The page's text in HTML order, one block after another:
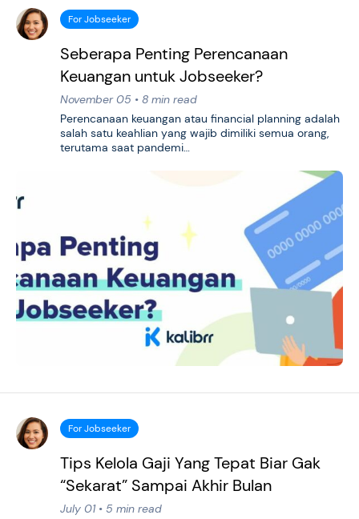
For Jobseeker
Seberapa Penting Perencanaan
Keuangan untuk Jobseeker?
November 05 • 8 min read
Perencanaan keuangan atau financial planning adalah
salah satu keahlian yang wajib dimiliki semua orang,
terutama saat pandemi…
For Jobseeker
Tips Kelola Gaji Yang Tepat Biar Gak
“Sekarat” Sampai Akhir Bulan
July 01 • 5 min read